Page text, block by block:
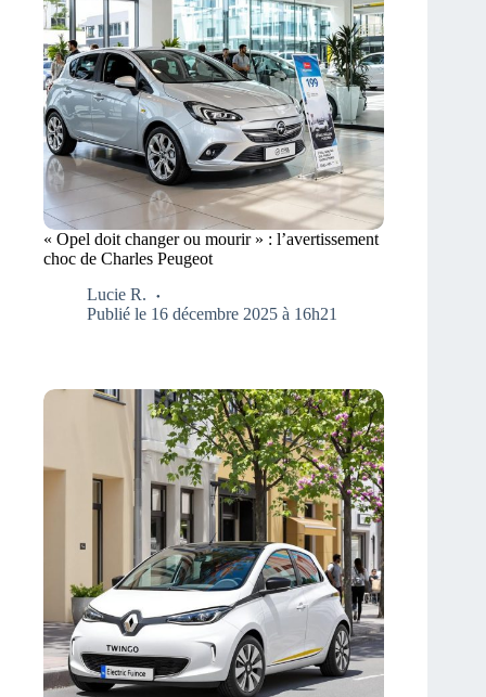
« Opel doit changer ou mourir » : l’avertissement
choc de Charles Peugeot
Lucie R.
Publié le 16 décembre 2025 à 16h21